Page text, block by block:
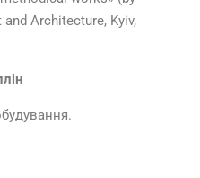
Architecture, Kyiv,